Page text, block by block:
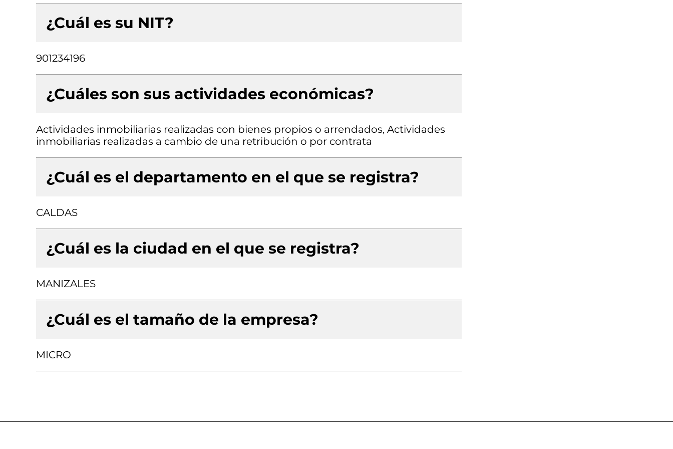
¿Cuál es su NIT?
901234196
¿Cuáles son sus actividades económicas?
Actividades inmobiliarias realizadas con bienes propios o arrendados, Actividades
inmobiliarias realizadas a cambio de una retribución o por contrata
¿Cuál es el departamento en el que se registra?
CALDAS
¿Cuál es la ciudad en el que se registra?
MANIZALES
¿Cuál es el tamaño de la empresa?
MICRO